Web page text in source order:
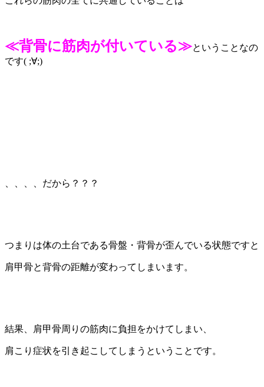
≪背骨に筋肉が付いている≫ということなの
です( ;∀;)
、、、、だから？？？
つまりは体の土台である骨盤・背骨が歪んでいる状態ですと
肩甲骨と背骨の距離が変わってしまいます。
結果、肩甲骨周りの筋肉に負担をかけてしまい、
肩こり症状を引き起こしてしまうということです。